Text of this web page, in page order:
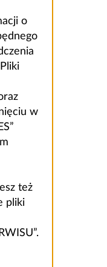
o
w
też
pliki